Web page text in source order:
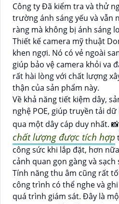
Công ty Đã kiểm tra và thử
trường ánh sáng yếu và vẫn
ràng mà không bị ánh sáng
Thiết kế camera mỹ thuật
khen ngợi. Nó có vẻ ngoài
giúp bảo vệ camera khỏi va
rất hài lòng với chất lượng
thận của sản phẩm này.
Về khả năng tiết kiệm dây,
nghệ POE, giúp truyền tải
qua một dây cáp duy nhất. 📸
chất lượng được tích hợp
công sức khi lắp đặt, hơn
cảnh quan gọn gàng và sạch
Tính năng thu âm cũng rất
công trình có thể nghe và
quá trình giám sát. Đây là